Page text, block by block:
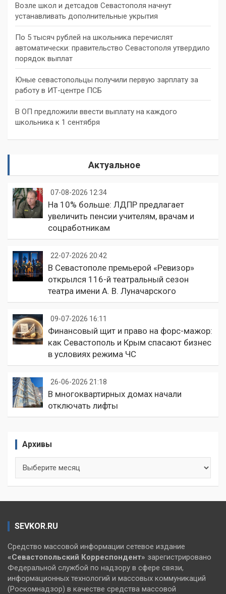
Возле школ и детсадов Севастополя начнут
устанавливать дополнительные укрытия
По 5 тысяч рублей на школьника перечислят
автоматически: правительство Севастополя утвердило
порядок выплат
Юные севастопольцы получили первую зарплату за
работу в ИТ-центре ПСБ
В ОП предложили ввести выплату на каждого
школьника к 1 сентября
Актуальное
07-08-2026 12:34
На 10% больше: ЛДПР предлагает
увеличить пенсии учителям, врачам и
соцработникам
22-07-2026 20:42
В Севастополе премьерой «Ревизор»
открылся 116-й театральный сезон
театра имени А. В. Луначарского
09-07-2026 16:11
Финансовый щит и право на форс-мажор:
как Севастополь и Крым спасают бизнес
в условиях режима ЧС
26-06-2026 21:18
В многоквартирных домах начали
отключать лифты
Архивы
SEVKOR.RU
Средство массовой информации сетевое издание
«Севастопольский Корреспондент» зарегистрировано
Федеральной службой по надзору в сфере связи,
информационных технологий и массовых коммуникаций
(Роскомнадзор) в качестве средства массовой